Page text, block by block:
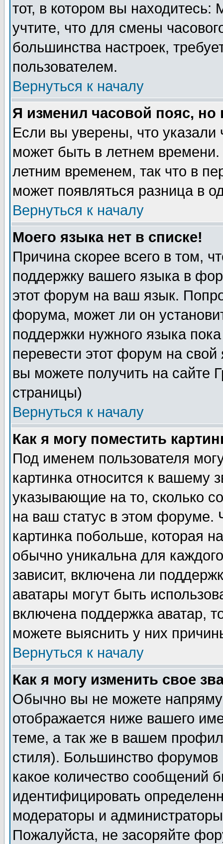
тот, в котором вы
учтите, что для смены
большинства настроек,
пользователем.
Вернуться к началу
Я изменил часовой пояс,
Если вы уверены, что указали
может быть в летнем
летним временем, так что в
может появляться разница в
Вернуться к началу
Моего языка нет в списке!
Причина скорее всего в том,
поддержку вашего языка в
этот форум на ваш язык.
форума, может ли он
поддержки нужного языка
перевести этот форум на
вы можете получить на сайте
страницы)
Вернуться к началу
Как я могу поместить
Под именем пользователя
картинка относится к вашему
указывающие на то, сколько
на ваш статус в этом форуме.
картинка побольше, которая
обычно уникальна для
зависит, включена ли
аватары могут быть
включена поддержка аватар,
можете выяснить у них
Вернуться к началу
Как я могу изменить свое
Обычно вы не можете
отображается ниже вашего
теме, а так же в вашем
стиля). Большинство форумов
какое количество сообщений
идентифицировать
модераторы и
Пожалуйста, не засоряйте